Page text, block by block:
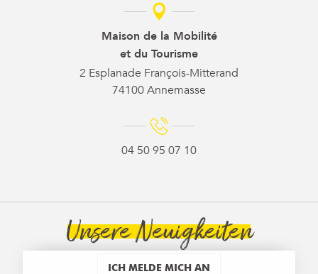
Maison de la Mobilité
et du Tourisme
2 Esplanade François-Mitterand
74100 Annemasse
04 50 95 07 10
Unsere Neuigkeiten
ICH MELDE MICH AN